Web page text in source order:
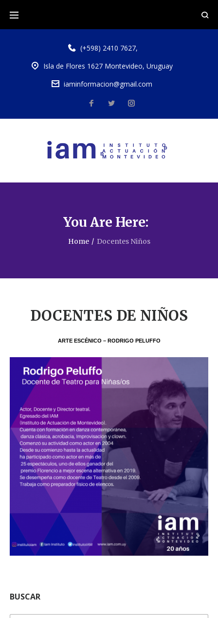
(+598) 2410 7627,
Isla de Flores 1627 Montevideo, Uruguay
iaminformacion@gmail.com
You Are Here:
Home / Docentes Niños
DOCENTES DE NIÑOS
ARTE ESCÉNICO – RODRIGO PELUFFO
BUSCAR